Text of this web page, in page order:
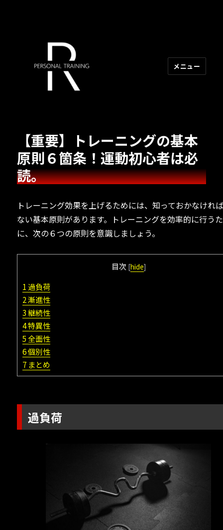
メニュー
【重要】トレーニングの基本
原則６箇条！運動初心者は必
読。
トレーニング効果を上げるためには、知っておかなけれ
ない基本原則があります。トレーニングを効率的に行う
に、次の６つの原則を意識しましょう。
目次 [hide]
1 過負荷
2漸進性
3継続性
4特異性
5全面性
6個別性
7 まとめ
過負荷